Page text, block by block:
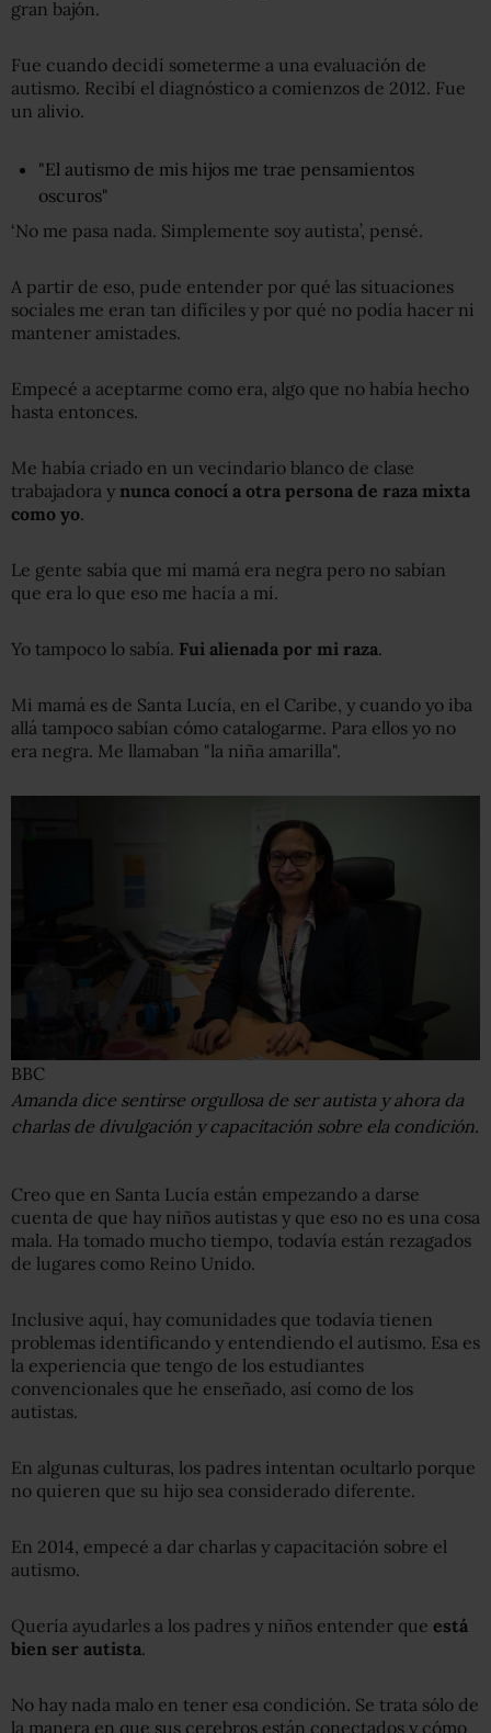
gran bajón.
Fue cuando decidí someterme a una evaluación de
autismo. Recibí el diagnóstico a comienzos de 2012. Fue
un alivio.
"El autismo de mis hijos me trae pensamientos
oscuros"
‘No me pasa nada. Simplemente soy autista’, pensé.
A partir de eso, pude entender por qué las situaciones
sociales me eran tan difíciles y por qué no podía hacer ni
mantener amistades.
Empecé a aceptarme como era, algo que no había hecho
hasta entonces.
Me había criado en un vecindario blanco de clase
trabajadora y nunca conocí a otra persona de raza mixta
como yo.
Le gente sabía que mi mamá era negra pero no sabían
que era lo que eso me hacía a mí.
Yo tampoco lo sabía. Fui alienada por mi raza.
Mi mamá es de Santa Lucía, en el Caribe, y cuando yo iba
allá tampoco sabían cómo catalogarme. Para ellos yo no
era negra. Me llamaban "la niña amarilla".
BBC
Amanda dice sentirse orgullosa de ser autista y ahora da
charlas de divulgación y capacitación sobre ela condición.
Creo que en Santa Lucía están empezando a darse
cuenta de que hay niños autistas y que eso no es una cosa
mala. Ha tomado mucho tiempo, todavía están rezagados
de lugares como Reino Unido.
Inclusive aquí, hay comunidades que todavía tienen
problemas identificando y entendiendo el autismo. Esa es
la experiencia que tengo de los estudiantes
convencionales que he enseñado, así como de los
autistas.
En algunas culturas, los padres intentan ocultarlo porque
no quieren que su hijo sea considerado diferente.
En 2014, empecé a dar charlas y capacitación sobre el
autismo.
Quería ayudarles a los padres y niños entender que está
bien ser autista.
No hay nada malo en tener esa condición. Se trata sólo de
la manera en que sus cerebros están conectados y cómo